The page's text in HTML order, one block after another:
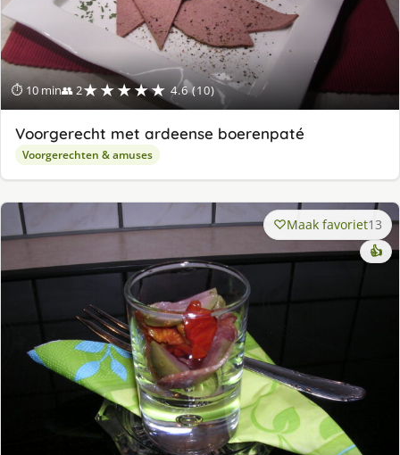
⏱ 10 min👥 2★★★★★ 4.6 (10)
Voorgerecht met ardeense boerenpaté
Voorgerechten & amuses
Maak favoriet13
👍